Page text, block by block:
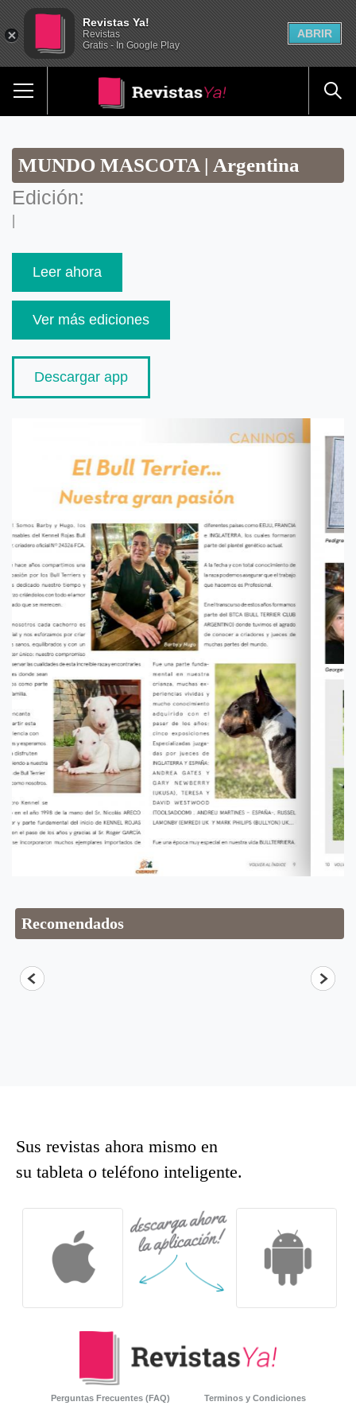
MUNDO MASCOTA | Argentina
Edición:
|
Leer ahora
Ver más ediciones
Descargar app
Recomendados
Sus revistas ahora mismo en
su tableta o teléfono inteligente.
Perguntas Frecuentes (FAQ) Terminos y Condiciones
Revistas Ya!
Revistas
Gratis - In Google Play
ABRIR